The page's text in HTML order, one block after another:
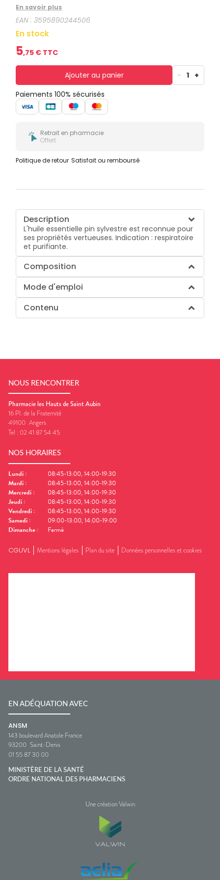
En savoir plus
EAN :3595890244506
En stock
5,75 € TTC
Ajouter au panier - 1 +
Paiements 100% sécurisés
Retrait en pharmacie
Offert
Politique de retour Satisfait ou remboursé
Description
L'huile essentielle pin sylvestre est reconnue pour
ses propriétés vertueuses. Indication : respiratoire
et purifiante.
Composition
Mode d'emploi
Contenu
NOUS RENCONTRER
Pharmacie les Hauts de Saint Aubin
16 Pl. de la Fraternité
49100 Angers
Tel : 02 41 87 54 45
NOS HORAIRES
Lundi :
08:45-13:00, 14:00-19:30
Mardi :
08:45-13:00, 14:00-19:30
Mercredi :
08:45-13:00, 14:00-19:30
Jeudi :
08:45-13:00, 14:00-19:30
Vendredi :
08:45-13:00, 14:00-19:30
Samedi :
09:00-13:00, 14:00-19:00
Dimanche : Fermé
CGUVL Mentions légales Plan du site Données personnelles et cookies
EN ADÉQUATION AVEC
ANSM
143 boulevard Anatole France
93200 Saint-Denis
01 55 87 30 00
MINISTÈRE DE LA SANTÉ
ORDRE NATIONAL DES PHARMACIENS
Une création Valwin